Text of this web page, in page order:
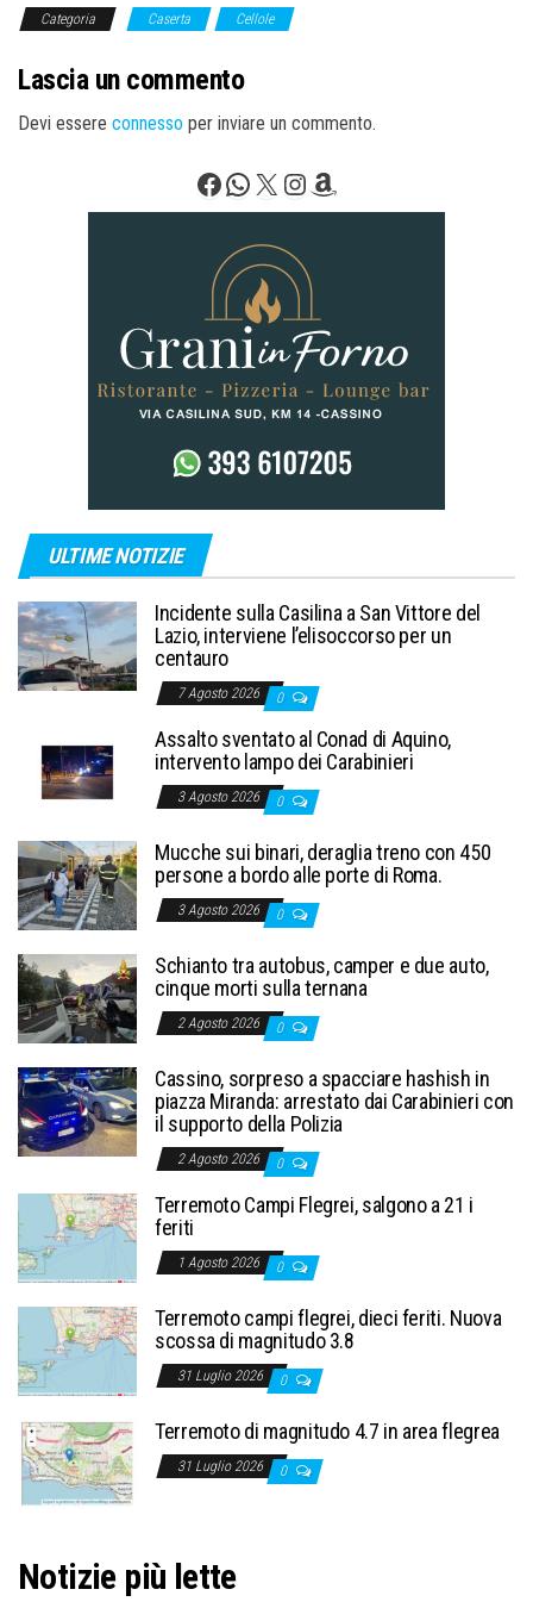
Categoria Caserta Cellole
Lascia un commento
Devi essere connesso per inviare un commento.
Facebook
WhatsApp
X Instagram
Amazon
ULTIME NOTIZIE
Incidente sulla Casilina a San Vittore del
Lazio, interviene l’elisoccorso per un
centauro
7 Agosto 2026 0
Assalto sventato al Conad di Aquino,
intervento lampo dei Carabinieri
3 Agosto 2026 0
Mucche sui binari, deraglia treno con 450
persone a bordo alle porte di Roma.
3 Agosto 2026 0
Schianto tra autobus, camper e due auto,
cinque morti sulla ternana
2 Agosto 2026 0
Cassino, sorpreso a spacciare hashish in
piazza Miranda: arrestato dai Carabinieri con
il supporto della Polizia
2 Agosto 2026 0
Terremoto Campi Flegrei, salgono a 21 i
feriti
1 Agosto 2026 0
Terremoto campi flegrei, dieci feriti. Nuova
scossa di magnitudo 3.8
31 Luglio 2026 0
Terremoto di magnitudo 4.7 in area flegrea
31 Luglio 2026 0
Notizie più lette